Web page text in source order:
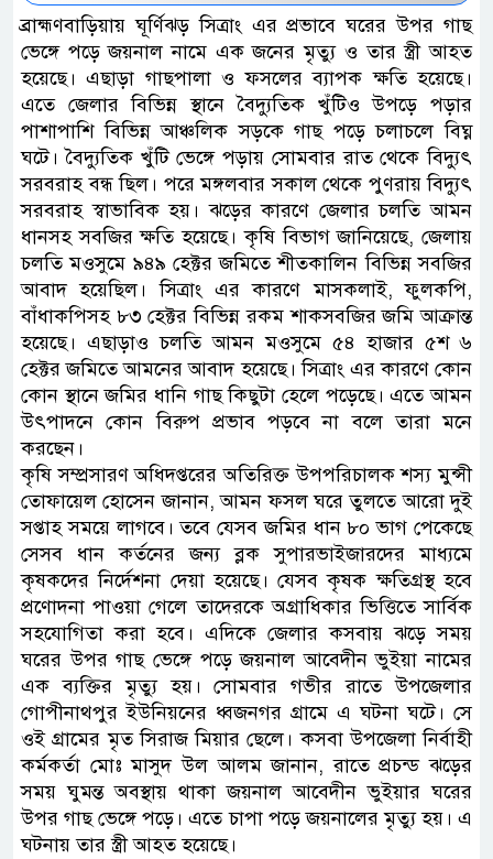
ব্রাহ্মণবাড়িয়ায় ঘূর্ণিঝড় সিত্রাং এর প্রভাবে ঘরের উপর গাছ
ভেঙ্গে পড়ে জয়নাল নামে এক জনের মৃত্যু ও তার স্ত্রী আহত
হয়েছে। এছাড়া গাছপালা ও ফসলের ব্যাপক ক্ষতি হয়েছে।
এতে জেলার বিভিন্ন স্থানে বৈদ্যুতিক খুঁটিও উপড়ে পড়ার
পাশাপাশি বিভিন্ন আঞ্চলিক সড়কে গাছ পড়ে চলাচলে বিঘ্ন
ঘটে। বৈদ্যুতিক খুঁটি ভেঙ্গে পড়ায় সোমবার রাত থেকে বিদ্যুৎ
সরবরাহ বন্ধ ছিল। পরে মঙ্গলবার সকাল থেকে পুণরায় বিদ্যুৎ
সরবরাহ স্বাভাবিক হয়। ঝড়ের কারণে জেলার চলতি আমন
ধানসহ সবজির ক্ষতি হয়েছে। কৃষি বিভাগ জানিয়েছে, জেলায়
চলতি মওসুমে ৯৪৯ হেক্টর জমিতে শীতকালিন বিভিন্ন সবজির
আবাদ হয়েছিল। সিত্রাং এর কারণে মাসকলাই, ফুলকপি,
বাঁধাকপিসহ ৮৩ হেক্টর বিভিন্ন রকম শাকসবজির জমি আক্রান্ত
হয়েছে। এছাড়াও চলতি আমন মওসুমে ৫৪ হাজার ৫শ ৬
হেক্টর জমিতে আমনের আবাদ হয়েছে। সিত্রাং এর কারণে কোন
কোন স্থানে জমির ধানি গাছ কিছুটা হেলে পড়েছে। এতে আমন
উৎপাদনে কোন বিরুপ প্রভাব পড়বে না বলে তারা মনে
করছেন।
কৃষি সম্প্রসারণ অধিদপ্তরের অতিরিক্ত উপপরিচালক শস্য মুন্সী
তোফায়েল হোসেন জানান, আমন ফসল ঘরে তুলতে আরো দুই
সপ্তাহ সময়ে লাগবে। তবে যেসব জমির ধান ৮০ ভাগ পেকেছে
সেসব ধান কর্তনের জন্য ব্লক সুপারভাইজারদের মাধ্যমে
কৃষকদের নির্দেশনা দেয়া হয়েছে। যেসব কৃষক ক্ষতিগ্রস্থ হবে
প্রণোদনা পাওয়া গেলে তাদেরকে অগ্রাধিকার ভিত্তিতে সার্বিক
সহযোগিতা করা হবে। এদিকে জেলার কসবায় ঝড়ে সময়
ঘরের উপর গাছ ভেঙ্গে পড়ে জয়নাল আবেদীন ভুইয়া নামের
এক ব্যক্তির মৃত্যু হয়। সোমবার গভীর রাতে উপজেলার
গোপীনাথপুর ইউনিয়নের ধ্বজনগর গ্রামে এ ঘটনা ঘটে। সে
ওই গ্রামের মৃত সিরাজ মিয়ার ছেলে। কসবা উপজেলা নির্বাহী
কর্মকর্তা মোঃ মাসুদ উল আলম জানান, রাতে প্রচন্ড ঝড়ের
সময় ঘুমন্ত অবস্থায় থাকা জয়নাল আবেদীন ভুইয়ার ঘরের
উপর গাছ ভেঙ্গে পড়ে। এতে চাপা পড়ে জয়নালের মৃত্যু হয়। এ
ঘটনায় তার স্ত্রী আহত হয়েছে।